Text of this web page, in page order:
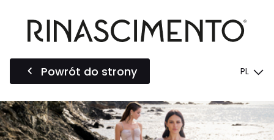
Powrót do strony PL